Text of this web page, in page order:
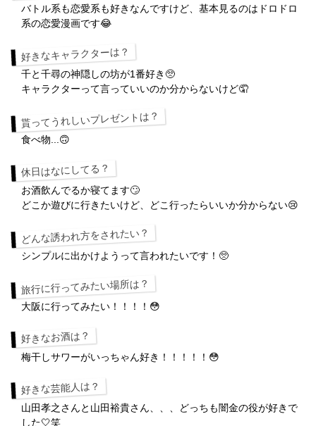
バトル系も恋愛系も好きなんですけど、基本見るのはドロドロ
系の恋愛漫画です😂
好きなキャラクターは？
千と千尋の神隠しの坊が1番好き🥺
キャラクターって言っていいのか分からないけど🤦
貰ってうれしいプレゼントは？
食べ物...🙃
休日はなにしてる？
お酒飲んでるか寝てます🙄
どこか遊びに行きたいけど、どこ行ったらいいか分からない😢
どんな誘われ方をされたい？
シンプルに出かけようって言われたいです！🥺
旅行に行ってみたい場所は？
大阪に行ってみたい！！！！😳
好きなお酒は？
梅干しサワーがいっちゃん好き！！！！！😳
好きな芸能人は？
山田孝之さんと山田裕貴さん、、、どっちも闇金の役が好きで
した🤍笑